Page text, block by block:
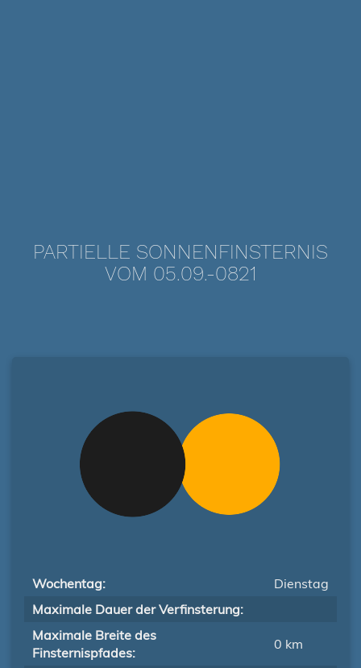
PARTIELLE SONNENFINSTERNIS
VOM 05.09.-0821
Wochentag:
Dienstag
Maximale Dauer der Verfinsterung:
Maximale Breite des
Finsternispfades:
0 km